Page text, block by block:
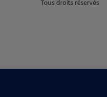
Tous droits réservés